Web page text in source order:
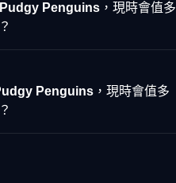
Penguins，現時會值多
Penguins，現時會值多